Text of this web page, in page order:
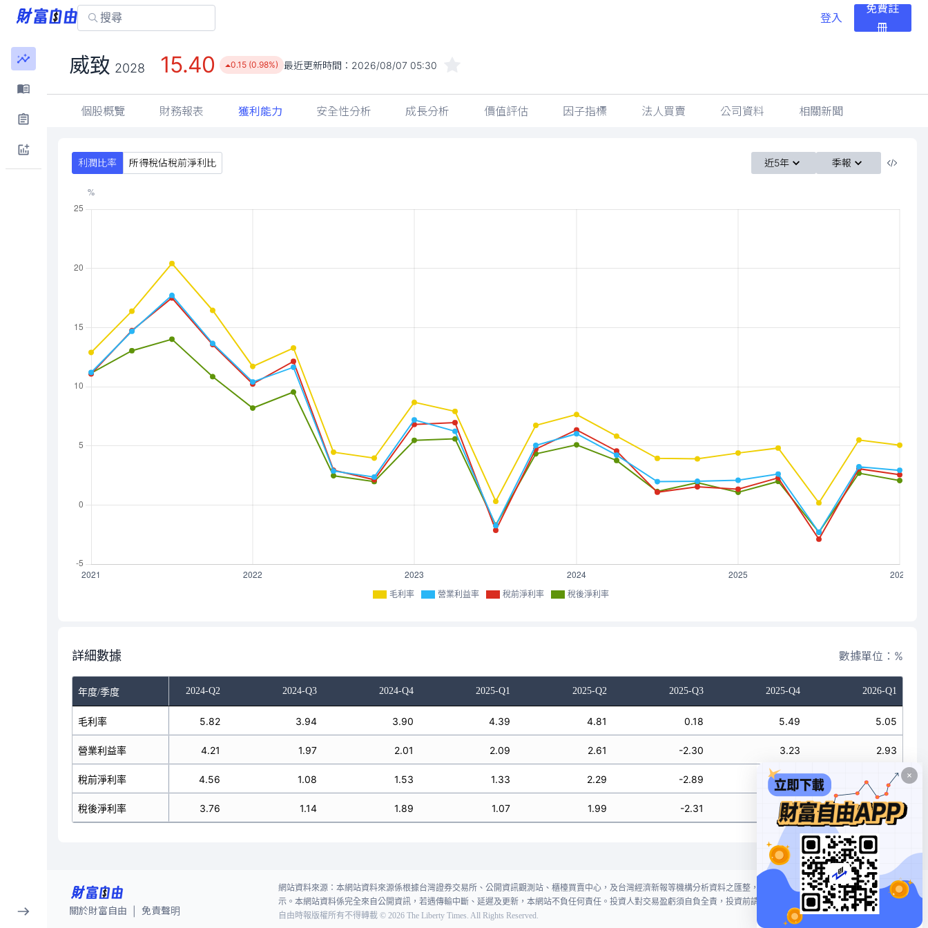
登入
免費註
冊
威致 2028 15.40 0.15 (0.98%) 最近更新時間： 2026/08/07 05:30
個股概覽 財務報表 獲利能力 安全性分析 成長分析 價值評估 因子指標 法人買賣 公司資料 相關新聞
利潤比率 所得稅佔稅前淨利比 近5年 季報
毛利率 營業利益率 稅前淨利率 稅後淨利率
詳細數據 數據單位：%
年度/季度
2024-Q1 2024-Q2 2024-Q3 2024-Q4 2025-Q1 2025-Q2 2025-Q3 2025-Q4 2026-Q1
毛利率
營業利益率
稅前淨利率
稅後淨利率
7.65 5.82 3.94 3.90 4.39 4.81 0.18 5.49 5.05
6.02 4.21 1.97 2.01 2.09 2.61 -2.30 3.23 2.93
6.34 4.56 1.08 1.53 1.33 2.29 -2.89 3.06 2.56
5.08 3.76 1.14 1.89 1.07 1.99 -2.31 2.69 2.06
關於財富自由 免責聲明
網站資料來源：本網站資料來源係根據台灣證券交易所、公開資訊觀測站、櫃檯買賣中心，及台灣經濟新報等機構分析資料之匯整，本網站對投資人買賣不作任何建議或暗
示。本網站資料係完全來自公開資訊，若遇傳輸中斷、延遲及更新，本網站不負任何責任。投資人對交易盈虧須自負全責，投資前請謹慎評估風險。
自由時報版權所有不得轉載 © 2026 The Liberty Times. All Rights Reserved.